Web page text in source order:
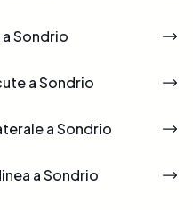
Sondrio
a Sondrio
a Sondrio
a Sondrio